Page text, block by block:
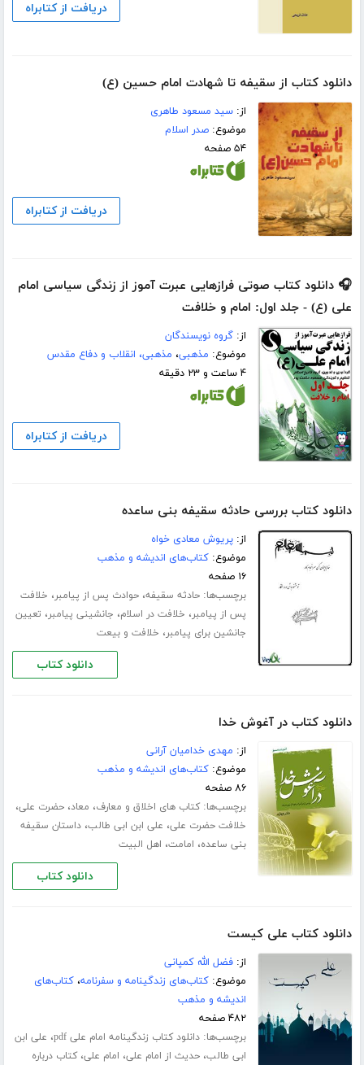
دریافت از کتابراه
دانلود کتاب از سقیفه تا شهادت امام حسین (ع)
از:سید مسعود طاهری
موضوع:صدر اسلام
۵۴ صفحه
دریافت از کتابراه
🎧 دانلود کتاب صوتی فرازهایی عبرت آموز از زندگی سیاسی امام
علی (ع) - جلد اول: امام و خلافت
از:گروه نویسندگان
موضوع: مذهبی، مذهبی، انقلاب و دفاع مقدس
۴ ساعت و ۲۳ دقیقه
دریافت از کتابراه
دانلود کتاب بررسی حادثه سقیفه بنی ساعده
از:پریوش معادی خواه
موضوع:کتاب‌های اندیشه و مذهب
۱۶ صفحه
برچسب‌ها:حادثه سقیفه،حوادث پس از پیامبر، خلافت
پس از پیامبر، خلافت در اسلام، جانشینی پیامبر، تعیین
جانشین برای پیامبر، خلافت و بیعت
دانلود کتاب
دانلود کتاب در آغوش خدا
از: مهدی خدامیان آرانی
موضوع:کتاب‌های اندیشه و مذهب
۸۶ صفحه
برچسب‌ها:کتاب های اخلاق و معارف، معاد،حضرت علی،
خلافت حضرت علی، علی ابن ابی طالب،داستان سقیفه
بنی ساعده، امامت، اهل البیت
دانلود کتاب
دانلود کتاب علی کیست
از:فضل الله کمپانی
موضوع:کتاب‌های زندگینامه و سفرنامه،کتاب‌های
اندیشه و مذهب
۴۸۲ صفحه
برچسب‌ها:دانلود کتاب زندگینامه امام علی pdf ، علی ابن
ابی طالب،حدیث از امام علی، امام علی،کتاب درباره